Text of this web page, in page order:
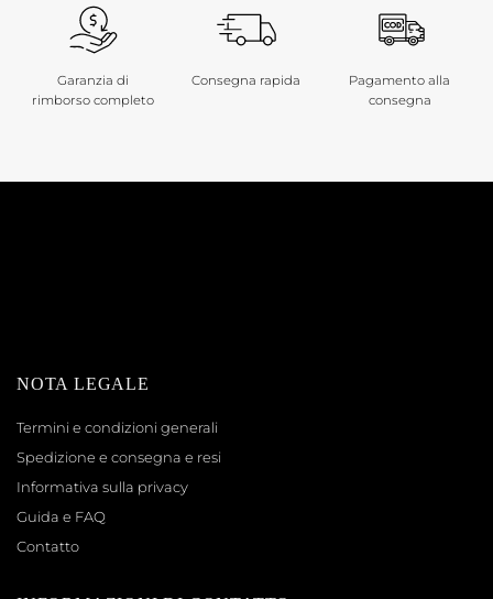
Garanzia di
rimborso completo
Consegna rapida
Pagamento alla
consegna
NOTA LEGALE
Termini e condizioni generali
Spedizione e consegna e resi
Informativa sulla privacy
Guida e FAQ
Contatto